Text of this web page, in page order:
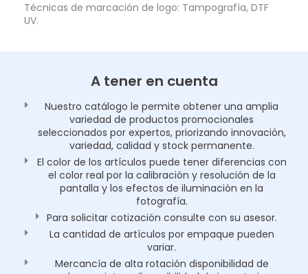
Técnicas de marcación de logo: Tampografía, DTF
UV.
A tener en cuenta
Nuestro catálogo le permite obtener una amplia
variedad de productos promocionales
seleccionados por expertos, priorizando innovación,
variedad, calidad y stock permanente.
El color de los artículos puede tener diferencias con
el color real por la calibración y resolución de la
pantalla y los efectos de iluminación en la
fotografía.
Para solicitar cotización consulte con su asesor.
La cantidad de artículos por empaque pueden
variar.
Mercancía de alta rotación disponibilidad de